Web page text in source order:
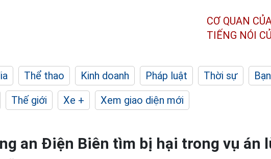
CƠ QUAN
TIẾNG NÓI
Thể thao Kinh doanh Pháp luật Thời sự
Thế giới Xe + Xem giao diện mới
an Điện Biên tìm bị hại trong vụ án